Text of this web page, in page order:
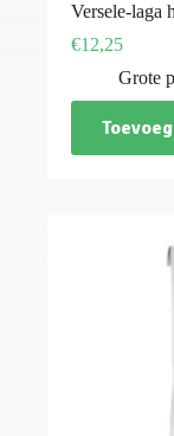
Versele-laga
€12,25
Grote